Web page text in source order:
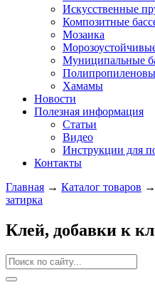
Искусственные
Композитные
Мозаика
Муниципальные
Хамамы
Новости
Полезная информация
Статьи
Видео
Инструкции для
Контакты
Главная → Каталог товаров →
затирка
Клей, добавки к